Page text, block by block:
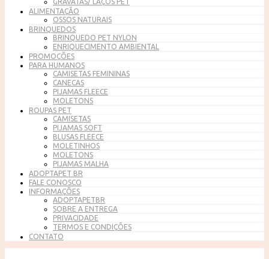
ALIMENTAÇÃO
OSSOS NATURAIS
BRINQUEDOS
BRINQUEDO PET NYLON
ENRIQUECIMENTO AMBIENTAL
PROMOÇÕES
PARA HUMANOS
CAMISETAS FEMININAS
CANECAS
PIJAMAS FLEECE
MOLETONS
ROUPAS PET
CAMISETAS
PIJAMAS SOFT
BLUSAS FLEECE
MOLETINHOS
MOLETONS
PIJAMAS MALHA
ADOPTAPET BR
FALE CONOSCO
INFORMAÇÕES
ADOPTAPETBR
SOBRE A ENTREGA
PRIVACIDADE
TERMOS E CONDIÇÕES
CONTATO